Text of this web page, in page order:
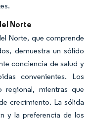
Norte
Norte, que comprende
demuestra un sólido
conciencia de salud y
convenientes. Los
regional, mientras que
crecimiento. La sólida
y la preferencia de los